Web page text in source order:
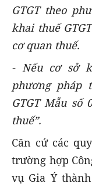
GTGT theo
khai thuế
cơ quan thuế.
- Nếu cơ sở
phương pháp
GTGT Mẫu số
thuế”.
Căn cứ các
trường hợp
vụ Gia Ý